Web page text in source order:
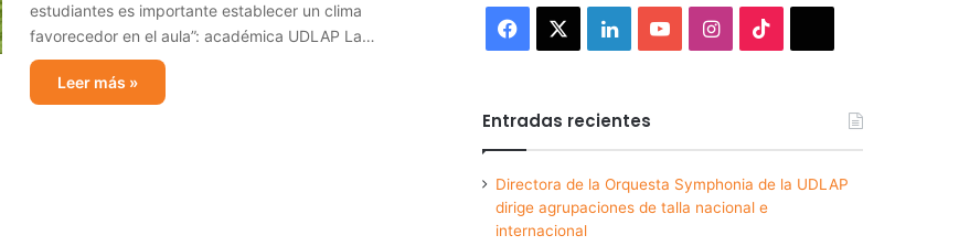
estudiantes es importante establecer un clima
favorecedor en el aula”: académica UDLAP La…
Leer más »
Facebook LinkedInYouTubeInstagram
Entradas recientes
Directora de la Orquesta Symphonia de la UDLAP
dirige agrupaciones de talla nacional e
internacional